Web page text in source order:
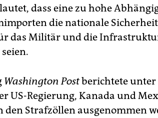
dass eine zu hohe
die nationale Sicherheit
das Militär und die
Washington Postberichtete
US-Regierung, Kanada und
den Strafzöllen ausgenommen